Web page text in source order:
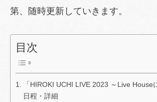
第、随時更新していきます。
目次
「HIROKI UCHI LIVE 2023 ～Live House
日程・詳細